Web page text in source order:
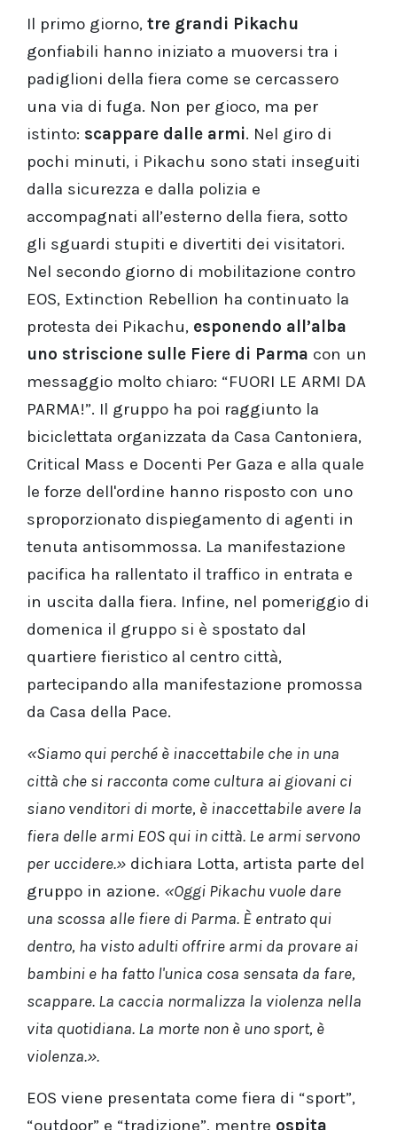
Il primo giorno, tre grandi Pikachu
gonfiabili hanno iniziato a muoversi tra i
padiglioni della fiera come se cercassero
una via di fuga. Non per gioco, ma per
istinto: scappare dalle armi. Nel giro di
pochi minuti, i Pikachu sono stati inseguiti
dalla sicurezza e dalla polizia e
accompagnati all’esterno della fiera, sotto
gli sguardi stupiti e divertiti dei visitatori.
Nel secondo giorno di mobilitazione contro
EOS, Extinction Rebellion ha continuato la
protesta dei Pikachu, esponendo all’alba
uno striscione sulle Fiere di Parma con un
messaggio molto chiaro: “FUORI LE ARMI DA
PARMA!”. Il gruppo ha poi raggiunto la
biciclettata organizzata da Casa Cantoniera,
Critical Mass e Docenti Per Gaza e alla quale
le forze dell'ordine hanno risposto con uno
sproporzionato dispiegamento di agenti in
tenuta antisommossa. La manifestazione
pacifica ha rallentato il traffico in entrata e
in uscita dalla fiera. Infine, nel pomeriggio di
domenica il gruppo si è spostato dal
quartiere fieristico al centro città,
partecipando alla manifestazione promossa
da Casa della Pace.
«Siamo qui perché è inaccettabile che in una
città che si racconta come cultura ai giovani ci
siano venditori di morte, è inaccettabile avere la
fiera delle armi EOS qui in città. Le armi servono
per uccidere.» dichiara Lotta, artista parte del
gruppo in azione. «Oggi Pikachu vuole dare
una scossa alle fiere di Parma. È entrato qui
dentro, ha visto adulti offrire armi da provare ai
bambini e ha fatto l'unica cosa sensata da fare,
scappare. La caccia normalizza la violenza nella
vita quotidiana. La morte non è uno sport, è
violenza.».
EOS viene presentata come fiera di “sport”,
“outdoor” e “tradizione”, mentre ospita